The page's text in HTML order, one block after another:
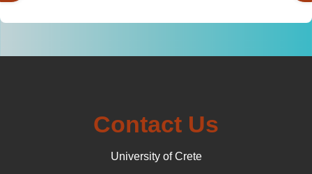
Contact Us
University of Crete